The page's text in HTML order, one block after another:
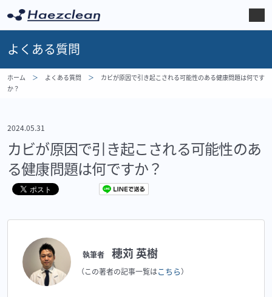
よくある質問
ホーム よくある質問
カビが原因で引き起こされる可能性のある健康問題は何です
か？
2024.05.31
カビが原因で引き起こされる可能性のあ
る健康問題は何ですか？
執筆者 穂苅 英樹
（この著者の記事一覧はこちら）